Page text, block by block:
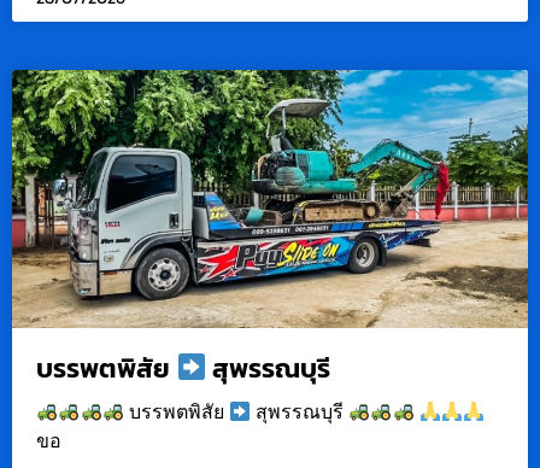
บรรพตพิสัย สุพรรณบุรี
บรรพตพิสัย
สุพรรณบุรี
ขอ